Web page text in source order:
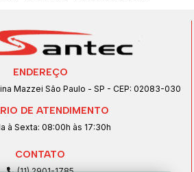
ENDEREÇO
Mazzei São Paulo - SP - CEP: 02083-030
DE ATENDIMENTO
à Sexta: 08:00h às 17:30h
CONTATO